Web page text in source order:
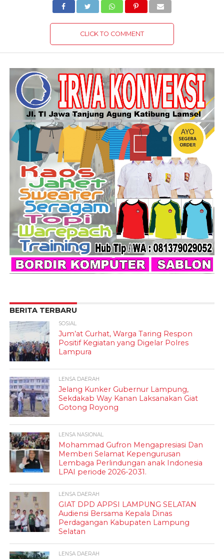
CLICK TO COMMENT
BERITA TERBARU
SOSIAL
Jum’at Curhat, Warga Taring Respon
Positif Kegiatan yang Digelar Polres
Lampura
LENSA DAERAH
Jelang Kunker Gubernur Lampung,
Sekdakab Way Kanan Laksanakan Giat
Gotong Royong
LENSA NASIONAL
Mohammad Gufron Mengapresiasi Dan
Memberi Selamat Kepengurusan
Lembaga Perlindungan anak Indonesia
LPAI periode 2026-2031.
LENSA DAERAH
GIAT DPD APPSI LAMPUNG SELATAN
Audiensi Bersama Kepala Dinas
Perdagangan Kabupaten Lampung
Selatan
LENSA DAERAH